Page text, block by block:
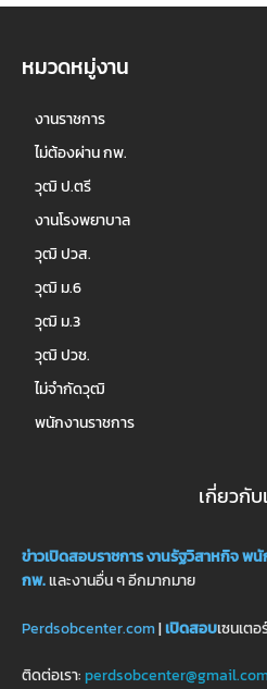
หมวดหมู่งาน
งานราชการ
ไม่ต้องผ่าน กพ.
วุฒิ ป.ตรี
งานโรงพยาบาล
วุฒิ ปวส.
วุฒิ ม.6
วุฒิ ม.3
วุฒิ ปวช.
ไม่จำกัดวุฒิ
พนักงานราชการ
เกี่ยวกับ
ข่าวเปิดสอบราชการงานรัฐวิสาหกิจพนั
กพ.และงานอื่น ๆ อีกมากมาย
Perdsobcenter.com|เปิดสอบเซนเต
ติดต่อเรา: